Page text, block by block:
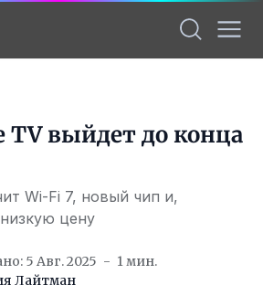
TV выйдет до конца
Wi-Fi 7, новый чип и,
цену
5 Авг. 2025
1 мин.
Лайтман